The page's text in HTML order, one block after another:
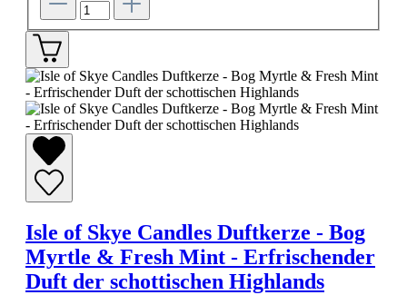
Isle of Skye Candles Duftkerze - Bog
Myrtle & Fresh Mint - Erfrischender
Duft der schottischen Highlands